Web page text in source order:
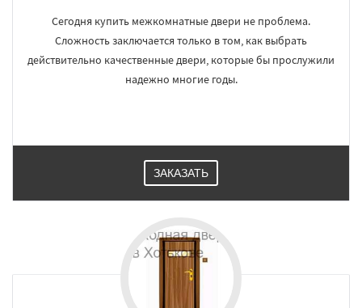
Сегодня купить межкомнатные двери не проблема.
Сложность заключается только в том, как выбрать
действительно качественные двери, которые бы прослужили
надежно многие годы.
ЗАКАЗАТЬ